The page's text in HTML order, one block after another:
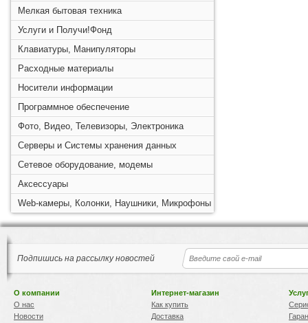
Мелкая бытовая техника
Услуги и Получи!Фонд
Клавиатуры, Манипуляторы
Расходные материалы
Носители информации
Программное обеспечение
Фото, Видео, Телевизоры, Электроника
Серверы и Системы хранения данных
Сетевое оборудование, модемы
Аксессуары
Web-камеры, Колонки, Наушники, Микрофоны
Подпишись на рассылку новостей
О компании
О нас
Новости
Интернет-магазин
Как купить
Доставка